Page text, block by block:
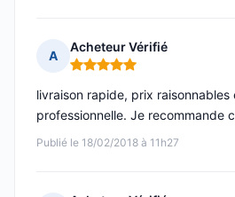
A
Acheteur Vérifié
Note : 5 sur 5
Publié le 18/02/2018 à 11h27
livraison rapide, prix raisonnables
professionnelle. Je recommande